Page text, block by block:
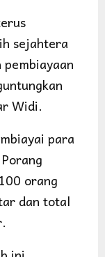
sejahtera
Widi.
para
orang
dan total